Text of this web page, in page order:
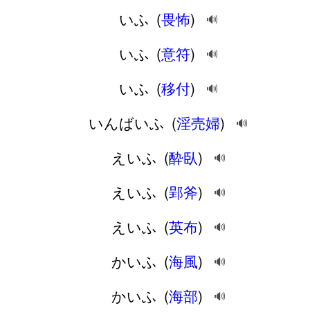
いふ (畏怖) 🔊
いふ (意符) 🔊
いふ (移付) 🔊
いんばいふ (淫売婦) 🔊
えいふ (酔臥) 🔊
えいふ (郢斧) 🔊
えいふ (英布) 🔊
かいふ (海風) 🔊
かいふ (海部) 🔊